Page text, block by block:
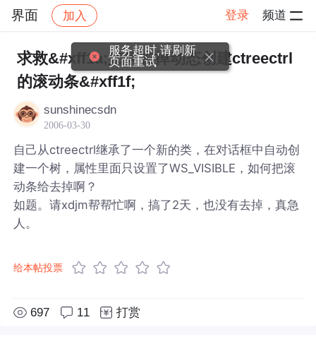
界面 加入 登录 频道
社区 界面 帖子详情
求救&#xff1a;如何去掉动态创建ctreectrl
的滚动条&#xff1f;
sunshinecsdn
2006-03-30
自己从ctreectrl继承了一个新的类，在对话框中自动创
建一个树，属性里面只设置了WS_VISIBLE，如何把滚
动条给去掉啊？
如题。请xdjm帮帮忙啊，搞了2天，也没有去掉，真急
人。
给本帖投票
697 11 打赏
服务超时,请刷新
页面重试